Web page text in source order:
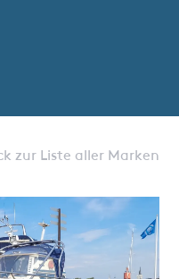
zur Liste aller Marken